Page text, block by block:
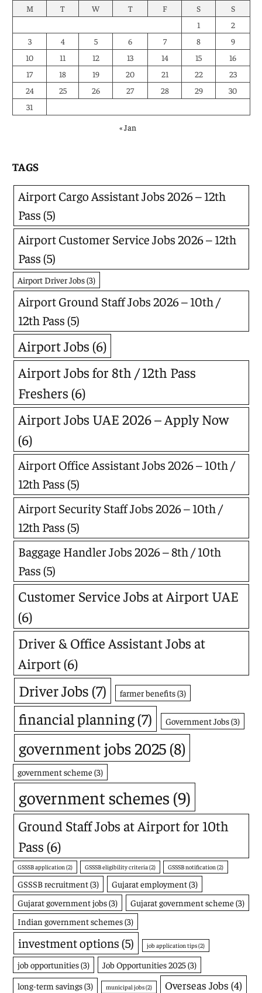
M T W T F S
S
1
2
3
4 5 6 7 8
9
10
11 12 13 14 15
16
17
18 19 20 21 22
23
24
25 26 27 28 29
30
31
« Jan
TAGS
Airport Cargo Assistant Jobs 2026 – 12th
Pass(5)
Airport Customer Service Jobs 2026 – 12th
Pass(5)
Airport Driver Jobs(3)
Airport Ground Staff Jobs 2026 – 10th /
12th Pass(5)
Airport Jobs (6)
Airport Jobs for 8th / 12th Pass
Freshers (6)
Airport Jobs UAE 2026 – Apply Now
(6)
Airport Office Assistant Jobs 2026 – 10th /
12th Pass(5)
Airport Security Staff Jobs 2026 – 10th /
12th Pass(5)
Baggage Handler Jobs 2026 – 8th / 10th
Pass(5)
Customer Service Jobs at Airport UAE
(6)
Driver & Office Assistant Jobs at
Airport (6)
Driver Jobs (7) farmer benefits(3)
financial planning(7) Government Jobs(3)
government jobs 2025(8)
government scheme(3)
government schemes (9)
Ground Staff Jobs at Airport for 10th
Pass (6)
GSSSB application (2) GSSSB eligibility criteria(2) GSSSB notification (2)
GSSSB recruitment(3) Gujarat employment(3)
Gujarat government jobs(3) Gujarat government scheme(3)
Indian government schemes(3)
investment options(5) job application tips(2)
job opportunities(3) Job Opportunities 2025(3)
long-term savings(3) municipal jobs(2) Overseas Jobs (4)